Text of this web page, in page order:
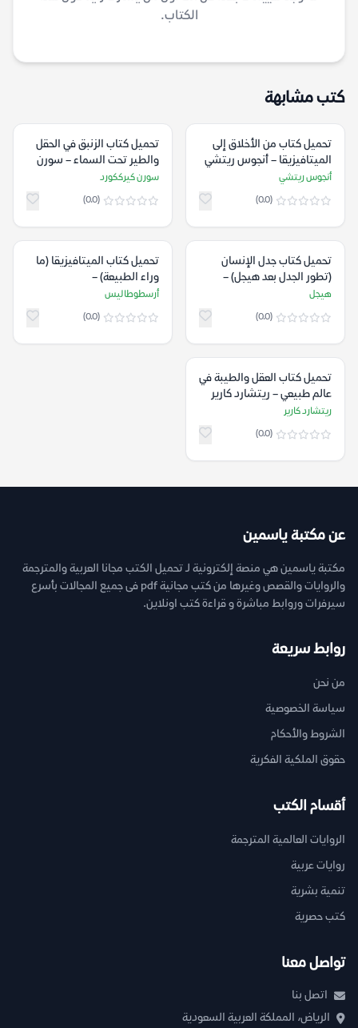
الكتاب.
كتب مشابهة
تحميل كتاب من الأخلاق إلى
الميتافيزيقا – أنجوس ريتشي
أنجوس ريتشي
(0.0)
تحميل كتاب الزنبق في الحقل
والطير تحت السماء – سورن
كيرككورد
سورن كيرككورد
(0.0)
تحميل كتاب جدل الإنسان
(تطور الجدل بعد هيجل) –
هيجل
هيجل
(0.0)
تحميل كتاب الميتافيزيقا (ما
وراء الطبيعة) –
أرسطوطاليس
أرسطوطاليس
(0.0)
تحميل كتاب العقل والطيبة في
عالم طبيعي – ريتشارد كارير
ريتشارد كارير
(0.0)
عن مكتبة ياسمين
مكتبة ياسمين هي منصة إلكترونية لـ تحميل الكتب مجانا العربية والمترجمة
والروايات والقصص وغيرها من كتب مجانية pdf فى جميع المجالات بأسرع
سيرفرات وروابط مباشرة و قراءة كتب اونلاين.
روابط سريعة
من نحن
سياسة الخصوصية
الشروط والأحكام
حقوق الملكية الفكرية
أقسام الكتب
الروايات العالمية المترجمة
روايات عربية
تنمية بشرية
كتب حصرية
تواصل معنا
اتصل بنا
الرياض، المملكة العربية السعودية